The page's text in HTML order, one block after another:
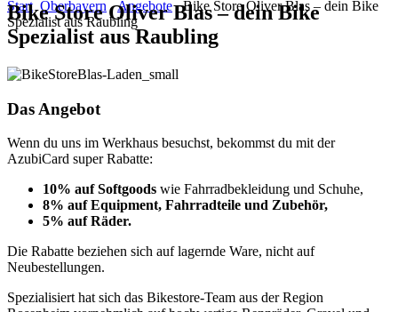
Start Oberbayern Angebote
Bike Store Oliver Blas – dein Bike
Spezialist aus Raubling
Bike Store Oliver Blas – dein Bike
Spezialist aus Raubling
Das Angebot
Wenn du uns im Werkhaus besuchst, bekommst du mit der
AzubiCard super Rabatte:
10% auf Softgoods wie Fahrradbekleidung und Schuhe,
8% auf Equipment, Fahrradteile und Zubehör,
5% auf Räder.
Die Rabatte beziehen sich auf lagernde Ware, nicht auf
Neubestellungen.
Spezialisiert hat sich das Bikestore-Team aus der Region